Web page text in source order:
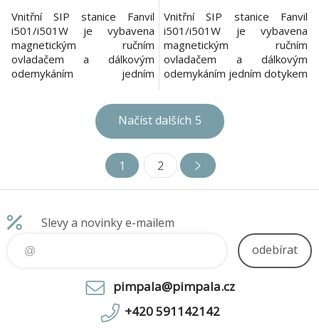
Vnitřní SIP stanice Fanvil
i501/i501W je vybavena
magnetickým ručním
ovladačem a dálkovým
odemykáním jedním
návštěvníků. Díky podpoře 2
SIP linek a zkratovacímu
vstupu je ideální pro
hotely a umožňuje čistou
zvukovou komunikaci a
spolehlivé řízení přístupu pro
Vnitřní SIP stanice Fanvil
i501/i501W je vybavena
magnetickým ručním
ovladačem a dálkovým
odemykáním jedním dotykem
návštěvníků. Díky podpoře 2
SIP linek a zkratovacímu
vstupu je ideální pro
hotely a umožňuje čistou
zvukovou komunikaci a
spolehlivé řízení přístupu pro
Načíst dalších 5
1 2
Slevy a novinky e-mailem
odebírat
pimpala@pimpala.cz
+420 591142142